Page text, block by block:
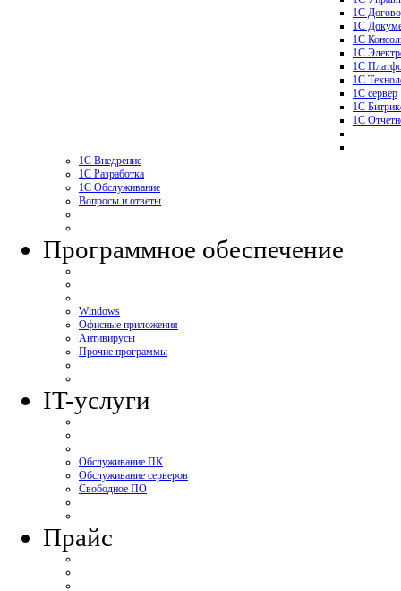
1С
1С
1С
1С
1С
1С
1С сервер
1C
1С
1С Внедрение
1С Разработка
1С Обслуживание
Вопросы и ответы
Программное обеспечение
Windows
Офисные приложения
Антивирусы
Прочие программы
IT-услуги
Обслуживание ПК
Обслуживание серверов
Свободное ПО
Прайс